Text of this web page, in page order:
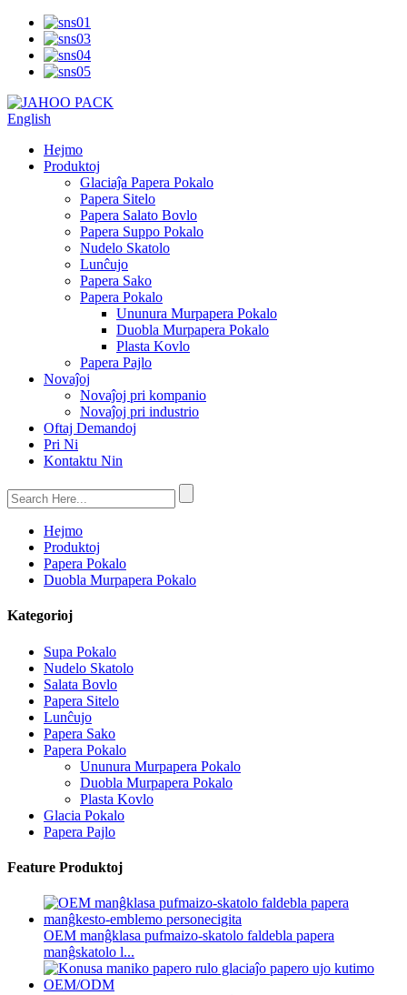
English
Hejmo
Produktoj
Glaciaĵa Papera Pokalo
Papera Sitelo
Papera Salato Bovlo
Papera Suppo Pokalo
Nudelo Skatolo
Lunĉujo
Papera Sako
Papera Pokalo
Ununura Murpapera Pokalo
Duobla Murpapera Pokalo
Plasta Kovlo
Papera Pajlo
Novaĵoj
Novaĵoj pri kompanio
Novaĵoj pri industrio
Oftaj Demandoj
Pri Ni
Kontaktu Nin
Hejmo
Produktoj
Papera Pokalo
Duobla Murpapera Pokalo
Kategorioj
Supa Pokalo
Nudelo Skatolo
Salata Bovlo
Papera Sitelo
Lunĉujo
Papera Sako
Papera Pokalo
Ununura Murpapera Pokalo
Duobla Murpapera Pokalo
Plasta Kovlo
Glacia Pokalo
Papera Pajlo
Feature Produktoj
OEM manĝklasa pufmaizo-skatolo faldebla papera
manĝskatolo l...